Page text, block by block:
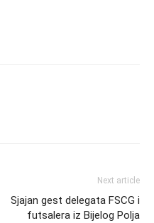
Next article
Sjajan gest delegata FSCG i
futsalera iz Bijelog Polja